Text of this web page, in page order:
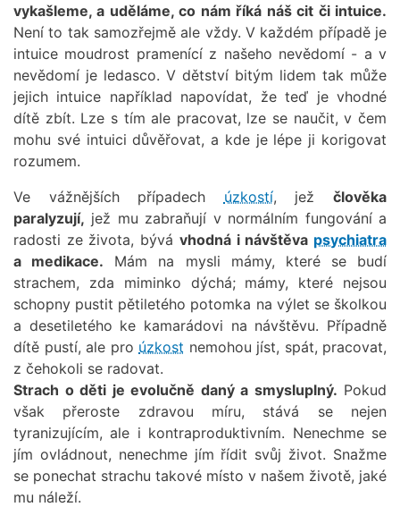
vykašleme, a uděláme, co nám říká náš cit či intuice.
Není to tak samozřejmě ale vždy. V každém případě je
intuice moudrost pramenící z našeho nevědomí - a v
nevědomí je ledasco. V dětství bitým lidem tak může
jejich intuice například napovídat, že teď je vhodné
dítě zbít. Lze s tím ale pracovat, lze se naučit, v čem
mohu své intuici důvěřovat, a kde je lépe ji korigovat
rozumem.
Ve vážnějších případech úzkostí, ježčlověka
paralyzují, jež mu zabraňují v normálním fungování a
radosti ze života, bývá vhodná i návštěva psychiatra
a medikace. Mám na mysli mámy, které se budí
strachem, zda miminko dýchá; mámy, které nejsou
schopny pustit pětiletého potomka na výlet se školkou
a desetiletého ke kamarádovi na návštěvu. Případně
dítě pustí, ale pro úzkost nemohou jíst, spát, pracovat,
z čehokoli se radovat.
Strach o děti je evolučně daný a smysluplný. Pokud
však přeroste zdravou míru, stává se nejen
tyranizujícím, ale i kontraproduktivním. Nenechme se
jím ovládnout, nenechme jím řídit svůj život. Snažme
se ponechat strachu takové místo v našem životě, jaké
mu náleží.